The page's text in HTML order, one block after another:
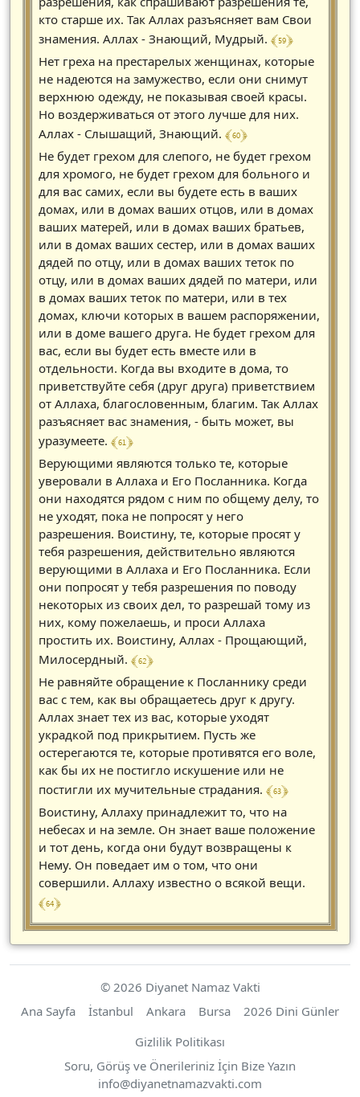
кто старше их. Так Аллах разъясняет вам Свои
знамения. Аллах - Знающий, Мудрый. ﴾ 59 ﴿
Нет греха на престарелых женщинах, которые
не надеются на замужество, если они снимут
верхнюю одежду, не показывая своей красы.
Но воздерживаться от этого лучше для них.
Аллах - Слышащий, Знающий. ﴾ 60 ﴿
Не будет грехом для слепого, не будет грехом
для хромого, не будет грехом для больного и
для вас самих, если вы будете есть в ваших
домах, или в домах ваших отцов, или в домах
ваших матерей, или в домах ваших братьев,
или в домах ваших сестер, или в домах ваших
дядей по отцу, или в домах ваших теток по
отцу, или в домах ваших дядей по матери, или
в домах ваших теток по матери, или в тех
домах, ключи которых в вашем распоряжении,
или в доме вашего друга. Не будет грехом для
вас, если вы будет есть вместе или в
отдельности. Когда вы входите в дома, то
приветствуйте себя (друг друга) приветствием
от Аллаха, благословенным, благим. Так Аллах
разъясняет вас знамения, - быть может, вы
уразумеете. ﴾ 61 ﴿
Верующими являются только те, которые
уверовали в Аллаха и Его Посланника. Когда
они находятся рядом с ним по общему делу, то
не уходят, пока не попросят у него
разрешения. Воистину, те, которые просят у
тебя разрешения, действительно являются
верующими в Аллаха и Его Посланника. Если
они попросят у тебя разрешения по поводу
некоторых из своих дел, то разрешай тому из
них, кому пожелаешь, и проси Аллаха
простить их. Воистину, Аллах - Прощающий,
Милосердный. ﴾ 62 ﴿
Не равняйте обращение к Посланнику среди
вас с тем, как вы обращаетесь друг к другу.
Аллах знает тех из вас, которые уходят
украдкой под прикрытием. Пусть же
остерегаются те, которые противятся его воле,
как бы их не постигло искушение или не
постигли их мучительные страдания. ﴾ 63 ﴿
Воистину, Аллаху принадлежит то, что на
небесах и на земле. Он знает ваше положение
и тот день, когда они будут возвращены к
Нему. Он поведает им о том, что они
совершили. Аллаху известно о всякой вещи.
﴾ 64 ﴿
© 2026 Diyanet Namaz Vakti
Ana Sayfa
İstanbul Ankara Bursa
2026 Dini Günler
Gizlilik Politikası
Soru, Görüş ve Önerileriniz İçin Bize Yazın
info@https://diyanetnamazvakti.com
diyanetnamazvakti.com